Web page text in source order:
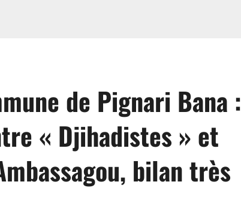
de Pignari Bana :
« Djihadistes » et
bilan très